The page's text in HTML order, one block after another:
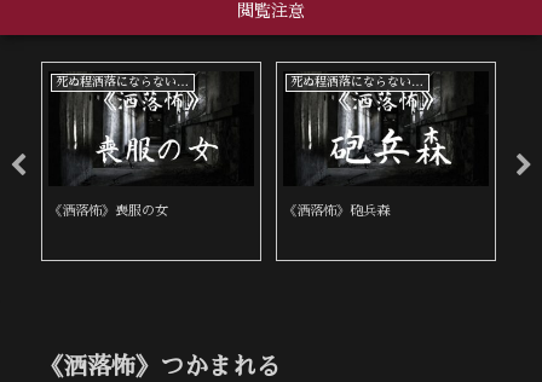
閲覧注意
死ぬ程洒落にならない怖い話
《洒落怖》喪服の女
死ぬ程洒落にならない怖い話
《洒落怖》砲兵森
《洒落怖》つかまれる